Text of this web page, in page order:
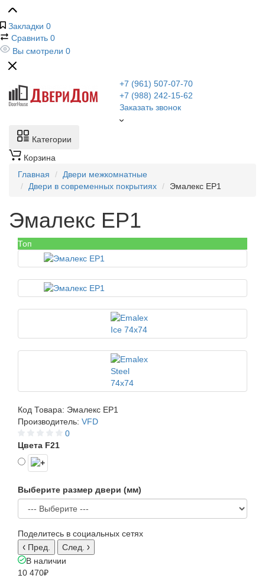
Закладки 0
Сравнить 0
Вы смотрели 0
+7 (961) 507-07-70
+7 (988) 242-15-62
Заказать звонок
Категории
Корзина
Главная
Двери межкомнатные
Двери в современных покрытиях
Эмалекс ЕР1
Эмалекс ЕР1
Топ
Код Товара: Эмалекс ЕР1
Производитель: VFD
0
Цвета F21
Выберите размер двери (мм)
Поделитесь в социальных сетях
Пред.
След.
В наличии
10 470₽